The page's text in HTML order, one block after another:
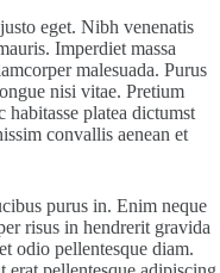
eget. Nibh venenatis
Imperdiet massa
malesuada. Purus
nisi vitae. Pretium
platea dictumst
convallis aenean et
purus in. Enim neque
risus in hendrerit gravida
odio pellentesque diam.